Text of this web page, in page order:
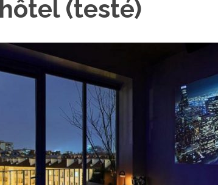
(testé)